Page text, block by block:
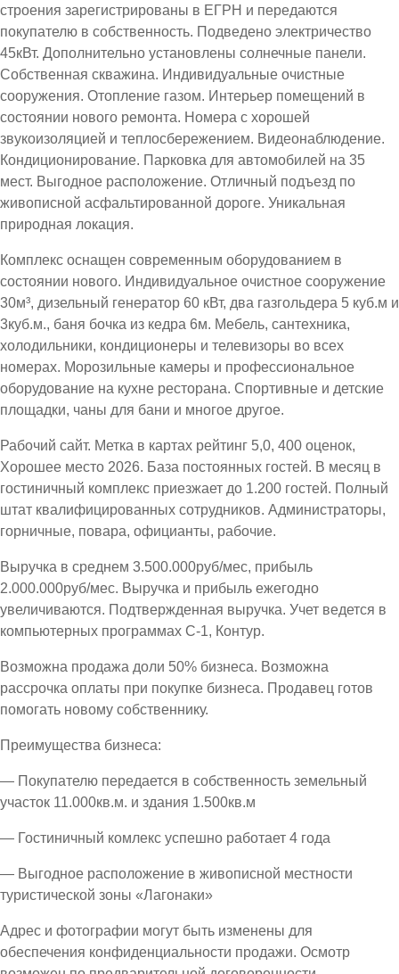
строения зарегистрированы в ЕГРН и передаются
покупателю в собственность. Подведено электричество
45кВт. Дополнительно установлены солнечные панели.
Собственная скважина. Индивидуальные очистные
сооружения. Отопление газом. Интерьер помещений в
состоянии нового ремонта. Номера с хорошей
звукоизоляцией и теплосбережением. Видеонаблюдение.
Кондиционирование. Парковка для автомобилей на 35
мест. Выгодное расположение. Отличный подъезд по
живописной асфальтированной дороге. Уникальная
природная локация.
Комплекс оснащен современным оборудованием в
состоянии нового. Индивидуальное очистное сооружение
30м³, дизельный генератор 60 кВт, два газгольдера 5 куб.м и
3куб.м., баня бочка из кедра 6м. Мебель, сантехника,
холодильники, кондиционеры и телевизоры во всех
номерах. Морозильные камеры и профессиональное
оборудование на кухне ресторана. Спортивные и детские
площадки, чаны для бани и многое другое.
Рабочий сайт. Метка в картах рейтинг 5,0, 400 оценок,
Хорошее место 2026. База постоянных гостей. В месяц в
гостиничный комплекс приезжает до 1.200 гостей. Полный
штат квалифицированных сотрудников. Администраторы,
горничные, повара, официанты, рабочие.
Выручка в среднем 3.500.000руб/мес, прибыль
2.000.000руб/мес. Выручка и прибыль ежегодно
увеличиваются. Подтвержденная выручка. Учет ведется в
компьютерных программах С-1, Контур.
Возможна продажа доли 50% бизнеса. Возможна
рассрочка оплаты при покупке бизнеса. Продавец готов
помогать новому собственнику.
Преимущества бизнеса:
— Покупателю передается в собственность земельный
участок 11.000кв.м. и здания 1.500кв.м
— Гостиничный комлекс успешно работает 4 года
— Выгодное расположение в живописной местности
туристической зоны «Лагонаки»
Адрес и фотографии могут быть изменены для
обеспечения конфиденциальности продажи. Осмотр